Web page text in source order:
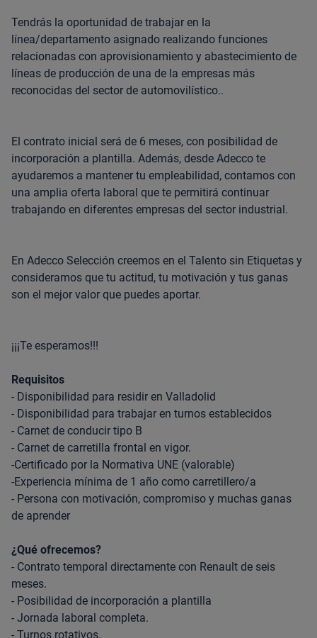
Tendrás la oportunidad de trabajar en la
línea/departamento asignado realizando funciones
relacionadas con aprovisionamiento y abastecimiento de
líneas de producción de una de la empresas más
reconocidas del sector de automovilístico..
El contrato inicial será de 6 meses, con posibilidad de
incorporación a plantilla. Además, desde Adecco te
ayudaremos a mantener tu empleabilidad, contamos con
una amplia oferta laboral que te permitirá continuar
trabajando en diferentes empresas del sector industrial.
En Adecco Selección creemos en el Talento sin Etiquetas y
consideramos que tu actitud, tu motivación y tus ganas
son el mejor valor que puedes aportar.
¡¡¡Te esperamos!!!
Requisitos
- Disponibilidad para residir en Valladolid
- Disponibilidad para trabajar en turnos establecidos
- Carnet de conducir tipo B
- Carnet de carretilla frontal en vigor.
-Certificado por la Normativa UNE (valorable)
-Experiencia mínima de 1 año como carretillero/a
- Persona con motivación, compromiso y muchas ganas
de aprender
¿Qué ofrecemos?
- Contrato temporal directamente con Renault de seis
meses.
- Posibilidad de incorporación a plantilla
- Jornada laboral completa.
- Turnos rotativos.